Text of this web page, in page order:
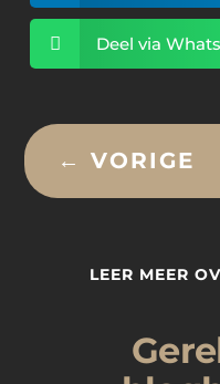
 Deel via
←VORIGE
LEER MEER